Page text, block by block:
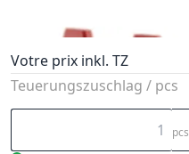
Votre prix inkl. TZ
Teuerungszuschlag / pcs
pcs